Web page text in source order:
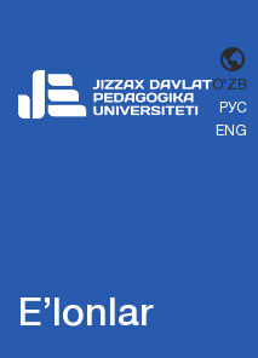
O'ZB
РУС
ENG
E’lonlar